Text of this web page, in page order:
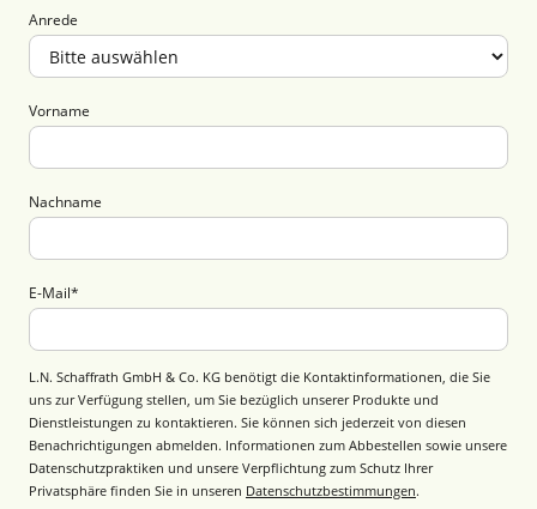
Anrede
Vorname
Nachname
E-Mail*
L.N. Schaffrath GmbH & Co. KG benötigt die Kontaktinformationen, die Sie
uns zur Verfügung stellen, um Sie bezüglich unserer Produkte und
Dienstleistungen zu kontaktieren. Sie können sich jederzeit von diesen
Benachrichtigungen abmelden. Informationen zum Abbestellen sowie unsere
Datenschutzpraktiken und unsere Verpflichtung zum Schutz Ihrer
Privatsphäre finden Sie in unseren Datenschutzbestimmungen.